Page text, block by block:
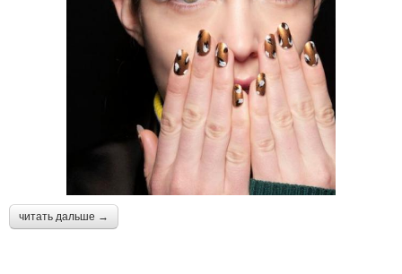
читать дальше →